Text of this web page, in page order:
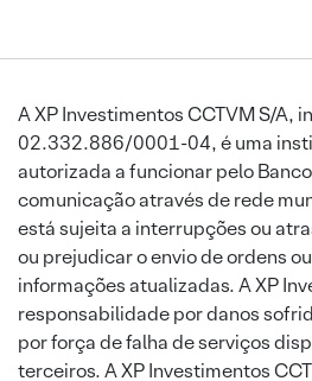
A XP Investimentos CCTVM S/A,
02.332.886/0001-04, é uma
autorizada a funcionar pelo
comunicação através de rede
está sujeita a interrupções ou
ou prejudicar o envio de ordens
informações atualizadas. A XP
responsabilidade por danos
por força de falha de serviços
terceiros. A XP Investimentos